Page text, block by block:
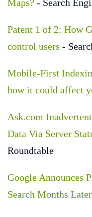
Maps? - Search
Patent 1 of 2: How
control users -
Mobile-First
how it could affect
Ask.com
Data Via Server
Roundtable
Google Announces
Search Months Later